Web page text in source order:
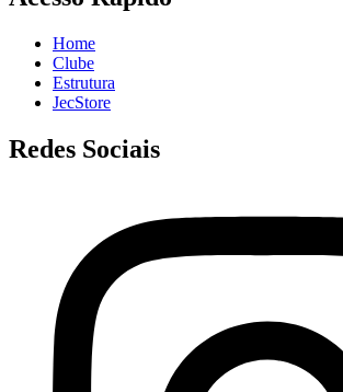
Home
Clube
Estrutura
JecStore
Redes Sociais